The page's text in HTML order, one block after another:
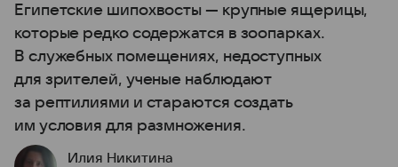
Египетские шипохвосты — крупные ящерицы,
которые редко содержатся в зоопарках.
В служебных помещениях, недоступных
для зрителей, ученые наблюдают
за рептилиями и стараются создать
им условия для размножения.
Илия Никитина